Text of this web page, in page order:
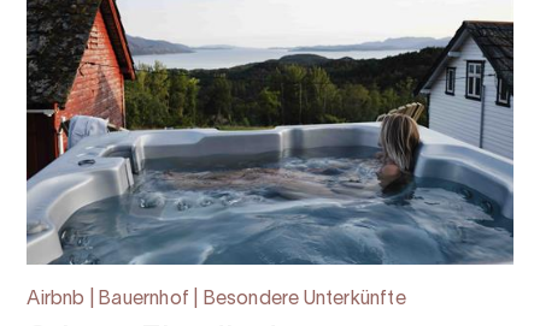
Airbnb | Bauernhof | Besondere Unterkünfte